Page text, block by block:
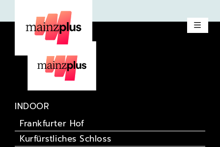
Querbeat
INDOOR
Frankfurter Hof
Kurfürstliches Schloss